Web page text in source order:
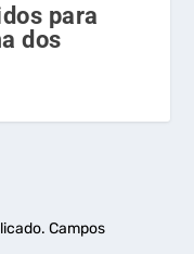
para
dos
Campos